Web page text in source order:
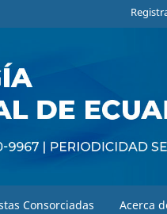
Consorciadas Acerca